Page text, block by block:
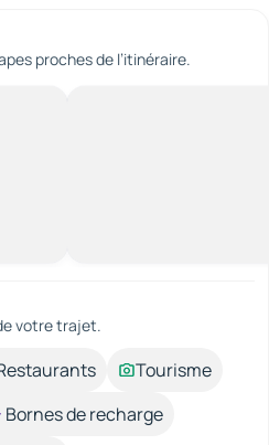
proches de l’itinéraire.
votre trajet.
Tourisme
Bornes de recharge